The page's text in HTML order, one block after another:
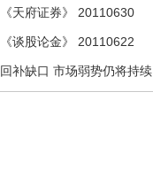
《天府证券》 20110630
《谈股论金》 20110622
回补缺口 市场弱势仍将持续